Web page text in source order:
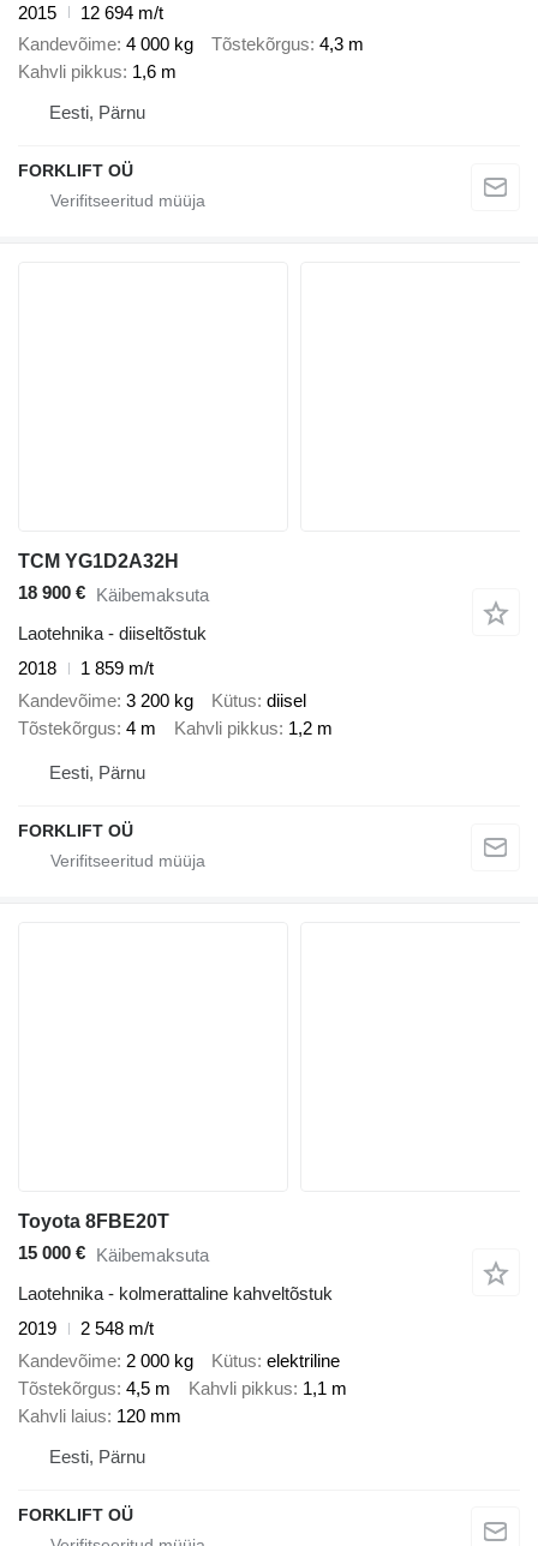
2015
12 694 m/t
Kandevõime 4 000 kg Tõstekõrgus 4,3 m
Kahvli pikkus 1,6 m
Eesti, Pärnu
FORKLIFT OÜ
TCM YG1D2A32H
18 900 € Käibemaksuta
Laotehnika - diiseltõstuk
2018
1 859 m/t
Kandevõime 3 200 kg Kütus diisel
Tõstekõrgus 4 m Kahvli pikkus 1,2 m
Eesti, Pärnu
FORKLIFT OÜ
Toyota 8FBE20T
15 000 € Käibemaksuta
Laotehnika - kolmerattaline kahveltõstuk
2019
2 548 m/t
Kandevõime 2 000 kg Kütus elektriline
Tõstekõrgus 4,5 m Kahvli pikkus 1,1 m
Kahvli laius 120 mm
Eesti, Pärnu
FORKLIFT OÜ